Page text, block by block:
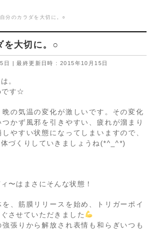
分のカラダを大切に。○
を大切に。○
日 最終更新日時 : 2015年10月15日
。
です☆
晩の気温の変化が激しいです。その変化
かず風邪を引きやすい、疲れが溜まり
やすい状態になってしまいますので、
づくりしていきましょうね(*^_^*)
〜はまさにそんな状態！
、筋膜リリースを始め、トリガーポイ
させていただきました
張りから解放され表情も和らぎいつも